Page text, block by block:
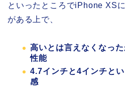
といったところでiPhone XS
がある上で、
高いとは言えなくなっ
性能
4.7インチと4インチと
感